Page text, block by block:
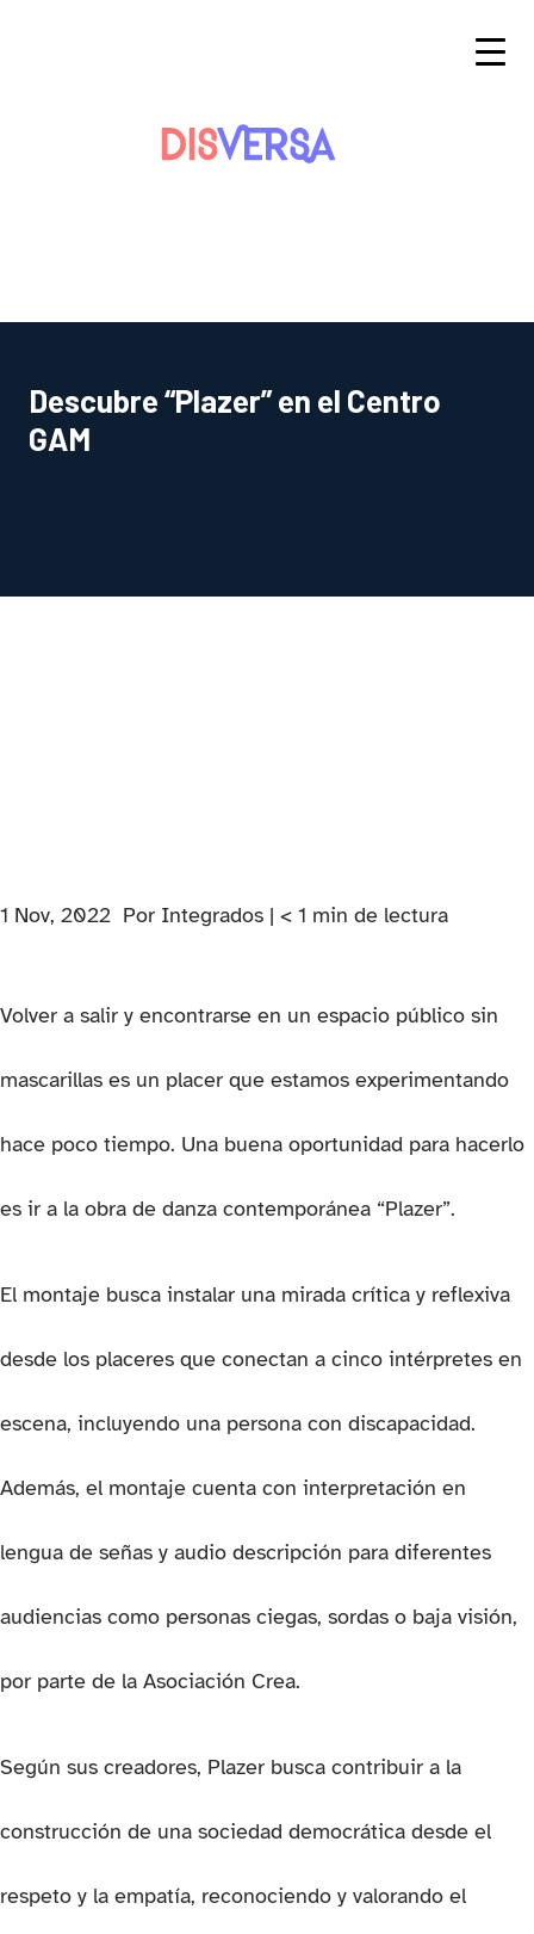
Descubre “Plazer” en el Centro
GAM
1 Nov, 2022 Por Integrados | < 1 min de lectura
Volver a salir y encontrarse en un espacio público sin
mascarillas es un placer que estamos experimentando
hace poco tiempo. Una buena oportunidad para hacerlo
es ir a la obra de danza contemporánea “Plazer”.
El montaje busca instalar una mirada crítica y reflexiva
desde los placeres que conectan a cinco intérpretes en
escena, incluyendo una persona con discapacidad.
Además, el montaje cuenta con interpretación en
lengua de señas y audio descripción para diferentes
audiencias como personas ciegas, sordas o baja visión,
por parte de la Asociación Crea.
Según sus creadores, Plazer busca contribuir a la
construcción de una sociedad democrática desde el
respeto y la empatía, reconociendo y valorando el